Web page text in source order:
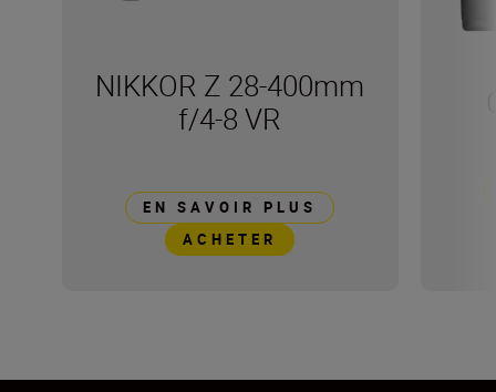
NIKKOR Z 28-400mm
f/4-8 VR
EN SAVOIR PLUS
ACHETER